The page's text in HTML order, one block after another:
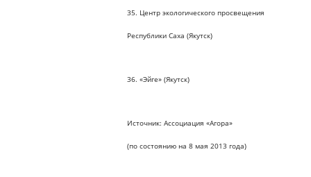
35. Центр экологического просвещения
Республики Саха (Якутск)
36. «Эйге» (Якутск)
Источник: Ассоциация «Агора»
(по состоянию на 8 мая 2013 года)